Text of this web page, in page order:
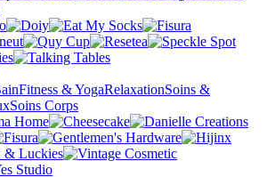
Fitness & YogaRelaxationSoins &
Soins Corps